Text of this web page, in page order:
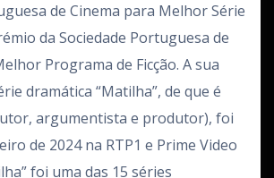
de Cinema para Melhor Série
da Sociedade Portuguesa de
Programa de Ficção. A sua
dramática “Matilha”, de que é
argumentista e produtor), foi
de 2024 na RTP1 e Prime Video
foi uma das 15 séries